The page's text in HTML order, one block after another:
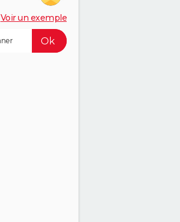
Voir un exemple